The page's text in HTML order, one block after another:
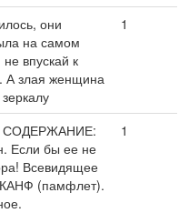
они
на самом
не впускай к
А злая женщина
1
СОДЕРЖАНИЕ:
Если бы ее не
Всевидящее
(памфлет).
1